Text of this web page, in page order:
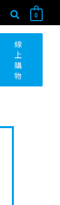
搜
尋
0
線
上
購
物
最
低
價
格
最
高
價
格